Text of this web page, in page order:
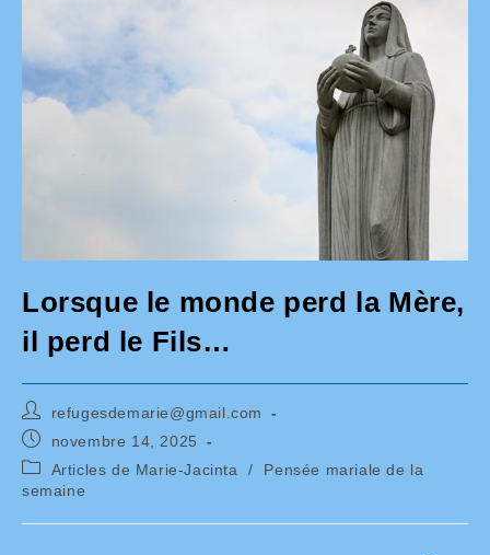
Lorsque le monde perd la Mère,
il perd le Fils…
Auteur/autrice
de
la
publication :
refugesdemarie@gmail.com
Publication
publiée :
novembre 14, 2025
Post
category:
Articles de Marie-Jacinta /
Pensée mariale de la
semaine